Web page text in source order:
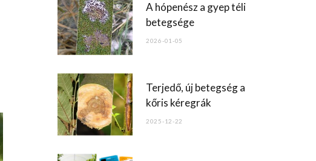
o
A hópenész a gyep téli
betegsége
2026-01-05
Terjedő, új betegség a
kőris kéregrák
2025-12-22